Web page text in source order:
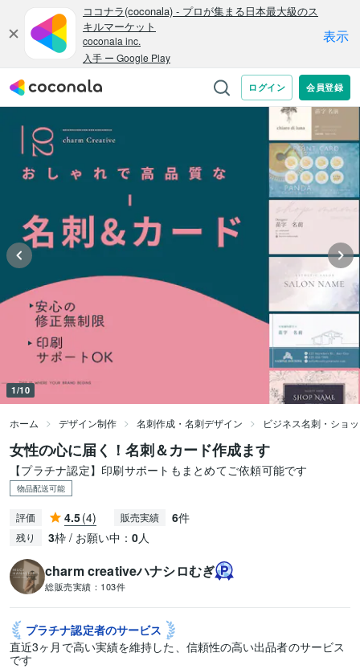
1/10
ホーム デザイン制作 名刺作成・名刺デザイン ビジネス名刺・ショ
女性の心に届く！名刺＆カード作成ます
【プラチナ認定】印刷サポートもまとめてご依頼可能です
物品配送可能
評価 4.5(4) 販売実績 6件
残り 3枠 / お願い中： 0人
charm creativeハナシロむぎ
総販売実績： 103件
プラチナ認定者のサービス
直近3ヶ月で高い実績を維持した、信頼性の高い出品者のサービス
です